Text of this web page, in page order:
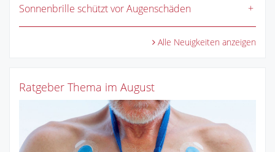
Sonnenbrille schützt vor Augenschäden
Alle Neuigkeiten anzeigen
Ratgeber Thema im August